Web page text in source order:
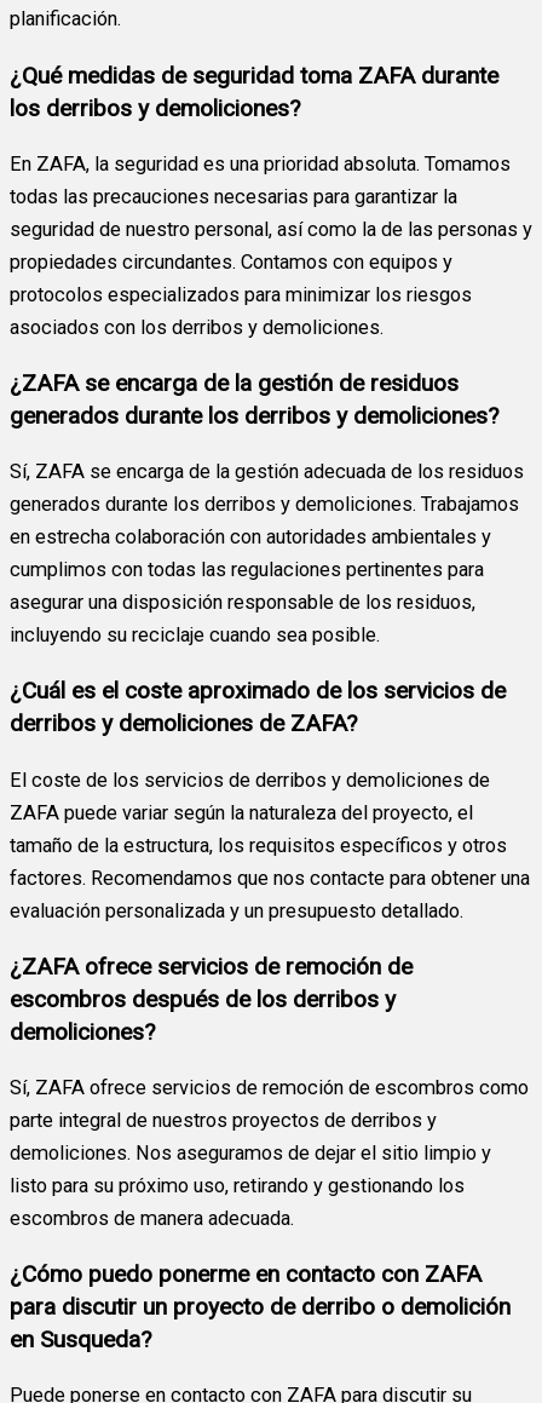
planificación.
¿Qué medidas de seguridad toma ZAFA durante
los derribos y demoliciones?
En ZAFA, la seguridad es una prioridad absoluta. Tomamos
todas las precauciones necesarias para garantizar la
seguridad de nuestro personal, así como la de las personas y
propiedades circundantes. Contamos con equipos y
protocolos especializados para minimizar los riesgos
asociados con los derribos y demoliciones.
¿ZAFA se encarga de la gestión de residuos
generados durante los derribos y demoliciones?
Sí, ZAFA se encarga de la gestión adecuada de los residuos
generados durante los derribos y demoliciones. Trabajamos
en estrecha colaboración con autoridades ambientales y
cumplimos con todas las regulaciones pertinentes para
asegurar una disposición responsable de los residuos,
incluyendo su reciclaje cuando sea posible.
¿Cuál es el coste aproximado de los servicios de
derribos y demoliciones de ZAFA?
El coste de los servicios de derribos y demoliciones de
ZAFA puede variar según la naturaleza del proyecto, el
tamaño de la estructura, los requisitos específicos y otros
factores. Recomendamos que nos contacte para obtener una
evaluación personalizada y un presupuesto detallado.
¿ZAFA ofrece servicios de remoción de
escombros después de los derribos y
demoliciones?
Sí, ZAFA ofrece servicios de remoción de escombros como
parte integral de nuestros proyectos de derribos y
demoliciones. Nos aseguramos de dejar el sitio limpio y
listo para su próximo uso, retirando y gestionando los
escombros de manera adecuada.
¿Cómo puedo ponerme en contacto con ZAFA
para discutir un proyecto de derribo o demolición
en Susqueda?
Puede ponerse en contacto con ZAFA para discutir su